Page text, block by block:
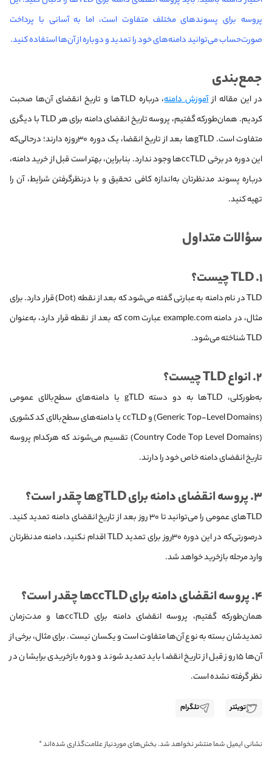
پروسه برای پسوندهای مختلف متفاوت است، اما به آسانی با پرداخت
صورت‌حساب می‌توانید دامنه‌های خود را تمدید و دوباره از آن‌ها استفاده کنید.
جمع‌بندی
در این مقاله ازآموزش دامنه
، درباره TLD‌ها و تاریخ انقضای آن‌ها صحبت
کردیم. همان‌طور‌که گفتیم، پروسه تاریخ انقضای دامنه برای هر TLD با دیگری
متفاوت است. gTLD‌ها بعد از تاریخ انقضا، یک دوره ۳۰روزه دارند؛ در‌حالی‌که
این دوره در برخی ccTLD‌ها وجود ندارد. بنابراین، بهتر است قبل از خرید دامنه،
درباره پسوند مدنظرتان به‌اندازه کافی تحقیق و با در‌نظر‌گرفتن شرایط، آن را
تهیه کنید.
سؤالات متداول
۱. TLD چیست؟
TLD در نام دامنه به عبارتی گفته می‌شود که بعد از نقطه (Dot) قرار دارد. برای
مثال، در دامنه example.com عبارت com که بعد از نقطه قرار دارد، به‌عنوان
TLD شناخته می‌شود.
۲. انواع TLD چیست؟
به‌طور‌کلی، TLD‌ها به دو دسته gTLD یا دامنه‌های سطح‌‌بالای عمومی
(Generic Top-Level Domains) و ccTLD یا دامنه‌های سطح‌بالای کد کشوری
(Country Code Top Level Domains) تقسیم می‌شوند که هرکدام پروسه
تاریخ انقضای دامنه خاص خود را دارند.
۳. پروسه انقضای دامنه برای gTLD‌ها چقدر است؟
TLD‌های عمومی را می‌توانید تا ۳۰ روز بعد از تاریخ انقضای دامنه تمدید کنید.
در‌صورتی‌که در این دوره ۳۰روز برای تمدید TLD اقدام نکنید، دامنه مدنظرتان
وارد مرحله بازخرید خواهد شد.
۴. پروسه انقضای دامنه برای ccTLD‌ها چقدر است؟
همان‌طور‌که گفتیم، پروسه انقضای دامنه برای ccTLD‌ها و مدت‌زمان
تمدیدشان بسته به نوع آن‌ها متفاوت است و یکسان نیست. برای مثال، برخی از
آن‌ها ۱۵ روز قبل از تاریخ انقضا باید تمدید شوند و دوره بازخریدی برایشان در
نظر گرفته نشده است.
تویئتر تلگرام
نشانی ایمیل شما منتشر نخواهد شد.بخش‌های موردنیاز علامت‌گذاری شده‌اند*